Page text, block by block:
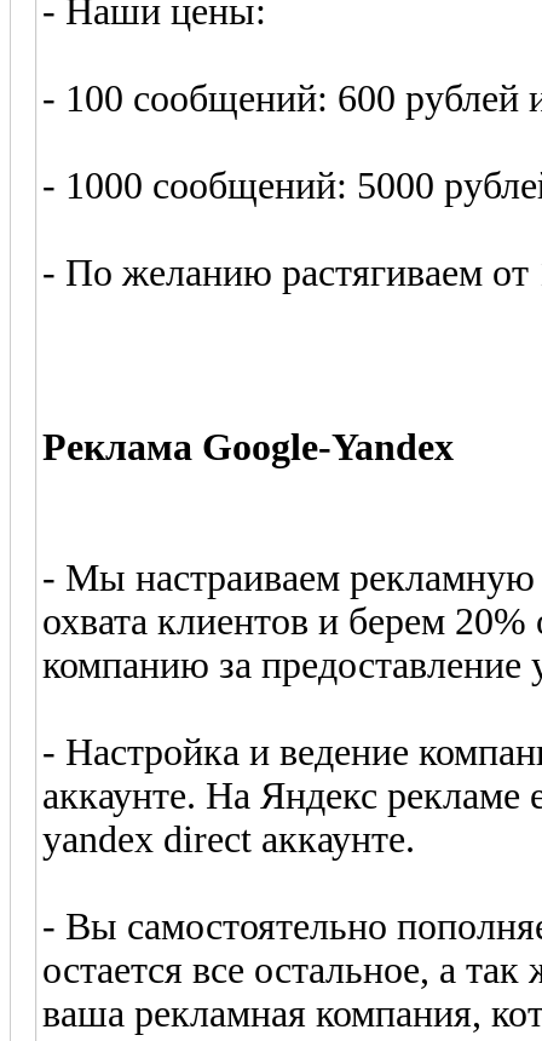
- Наши цены:
- 100 сообщений: 600 рублей
- 1000 сообщений: 5000
- По желанию растягиваем от
Реклама Google-Yandex
- Мы настраиваем
охвата клиентов и берем
компанию за предоставление
- Настройка и ведение
аккаунте. На Яндекс
yandex direct аккаунте.
- Вы самостоятельно
остается все остальное, а
ваша рекламная компания,